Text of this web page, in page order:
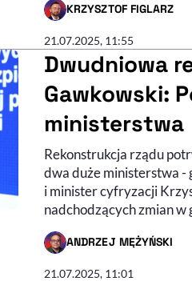
KRZYSZTOF FIGLARZ
- AUTOR ARTYKUŁU - PROFIL
21.07.2025, 11:55
Dwudniowa
Gawkowski:
ministerstwa
Rekonstrukcja rządu
dwa duże ministerstwa
i minister cyfryzacji
nadchodzących zmian w
ANDRZEJ MĘŻYŃSKI
- AUTOR ARTYKUŁU - PROFIL
21.07.2025, 11:01